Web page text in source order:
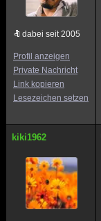
dabei seit 2005
Profil anzeigen
Private Nachricht
Link kopieren
Lesezeichen setzen
kiki1962